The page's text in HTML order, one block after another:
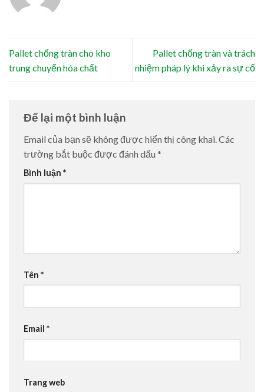
Pallet chống tràn cho kho
trung chuyển hóa chất
Pallet chống tràn và trách
nhiệm pháp lý khi xảy ra sự cố
Để lại một bình luận
Email của bạn sẽ không được hiển thị công khai.Các
trường bắt buộc được đánh dấu *
Bình luận *
Tên *
Email *
Trang web